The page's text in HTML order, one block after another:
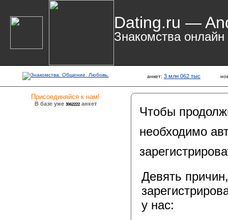
Dating.ru —
Знакомства онлайн
анкет: 3 млн 062 тыс
Присоединяйся к нам!
В базе уже 3062222анкет
Чтобы
необходимо
Девять
у нас: